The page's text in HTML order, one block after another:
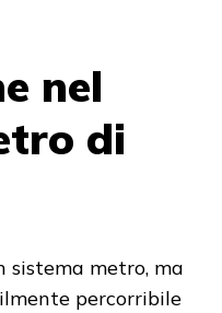
nel
di
sistema metro, ma
percorribile